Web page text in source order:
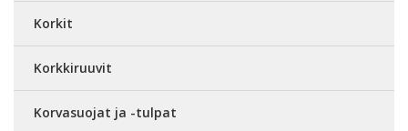
Korkit
Korkkiruuvit
Korvasuojat ja -tulpat